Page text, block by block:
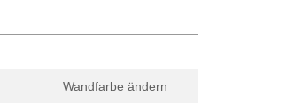
Wandfarbe ändern